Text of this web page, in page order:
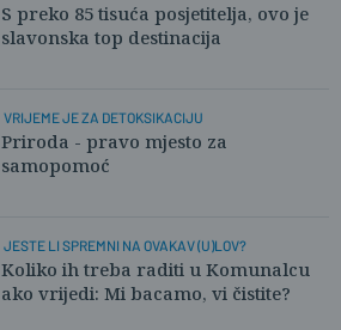
S preko 85 tisuća posjetitelja, ovo je
slavonska top destinacija
VRIJEME JE ZA DETOKSIKACIJU
Priroda - pravo mjesto za
samopomoć
JESTE LI SPREMNI NA OVAKAV (U)LOV?
Koliko ih treba raditi u Komunalcu
ako vrijedi: Mi bacamo, vi čistite?